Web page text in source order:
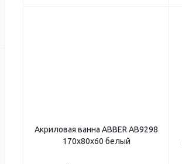
Акриловая ванна ABBER AB9298
170х80х60 белый